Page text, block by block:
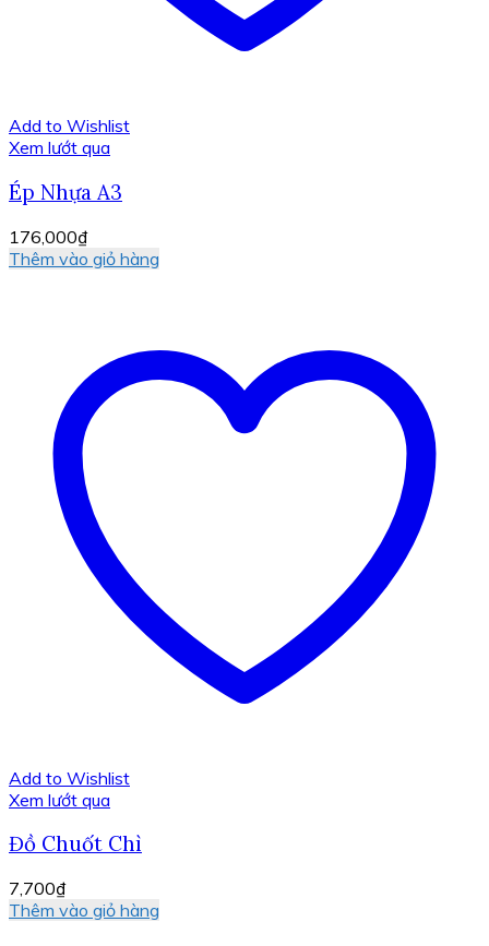
Add to Wishlist
Xem lướt qua
Ép Nhựa A3
176,000₫
Thêm vào giỏ hàng
Add to Wishlist
Xem lướt qua
Đồ Chuốt Chì
7,700₫
Thêm vào giỏ hàng